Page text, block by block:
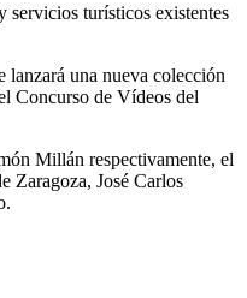
servicios turísticos existentes
lanzará una nueva colección
Concurso de Vídeos del
Millán respectivamente, el
Zaragoza, José Carlos